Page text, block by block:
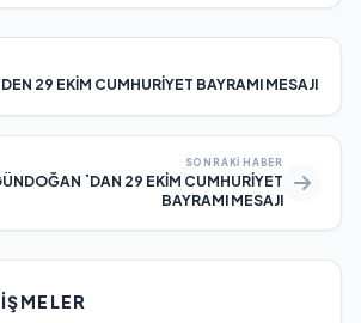
29 EKİM CUMHURİYET BAYRAMI MESAJI
SONRAKI HABER
`DAN 29 EKİM CUMHURİYET
BAYRAMI MESAJI